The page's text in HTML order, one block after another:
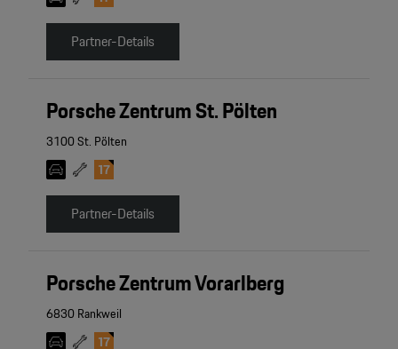
Partner-Details
Porsche Zentrum St. Pölten
3100 St. Pölten
Partner-Details
Porsche Zentrum Vorarlberg
6830 Rankweil